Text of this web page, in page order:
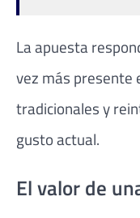
La apuesta
vez más presente
tradicionales y
gusto actual.
El valor de